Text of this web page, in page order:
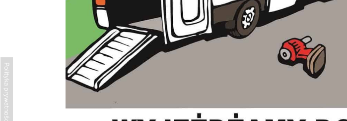
Polityka prywatności